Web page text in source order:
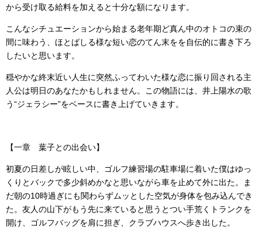
から受け取る給料を加えると十分な額になります。
こんなシチュエーションから始まる老年期ど真ん中のオトコの束の
間に味わう、ほとばしる様な短い恋のてん末をを自伝的に書き下ろ
したいと思います。
穏やかな終末近い人生に突然ふってわいた様な恋に振り回される主
人公は明日のあなたかもしれません。この物語には、井上陽水の歌
う“ジェラシー”をベースに書き上げていきます。
【一章 葉子との出会い】
初夏の日差しが眩しい中、ゴルフ練習場の駐車場に着いた僕はゆっ
くりとバックで多少斜めかなと思いながら車を止めて外に出た。ま
だ朝の10時過ぎにも関わらずムッとした空気が身体を包み込んでき
た。友人の山下がもう先に来ていると思うとつい手荒くトランクを
開け、ゴルフバッグを肩に担ぎ、クラブハウスへ歩き出した。